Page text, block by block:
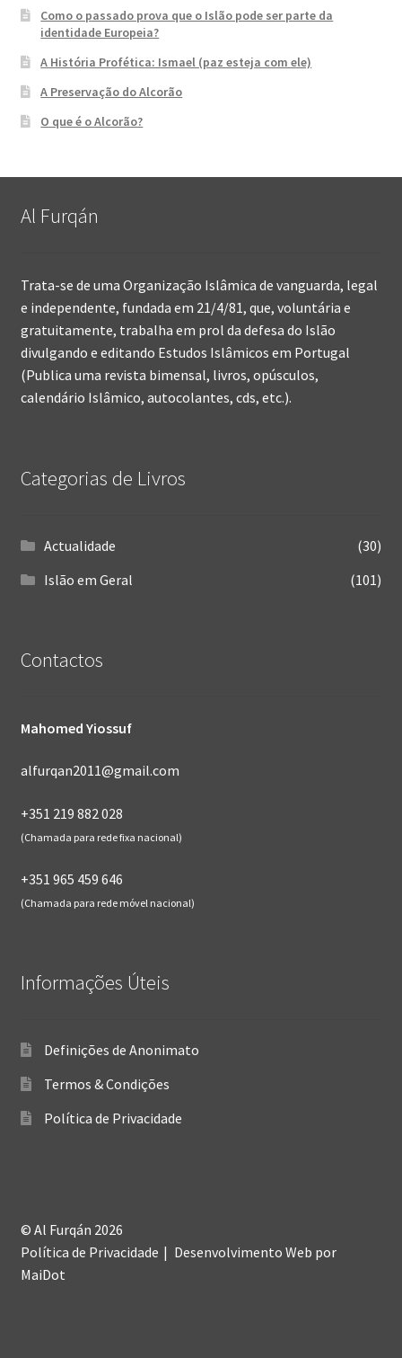
Como o passado prova que o Islão pode ser parte da
identidade Europeia?
A História Profética: Ismael (paz esteja com ele)
A Preservação do Alcorão
O que é o Alcorão?
Al Furqán
Trata-se de uma Organização Islâmica de vanguarda, legal
e independente, fundada em 21/4/81, que, voluntária e
gratuitamente, trabalha em prol da defesa do Islão
divulgando e editando Estudos Islâmicos em Portugal
(Publica uma revista bimensal, livros, opúsculos,
calendário Islâmico, autocolantes, cds, etc.).
Categorias de Livros
Actualidade
(30)
Islão em Geral
(101)
Contactos
Mahomed Yiossuf
alfurqan2011@gmail.com
+351 219 882 028
(Chamada para rede fixa nacional)
+351 965 459 646
(Chamada para rede móvel nacional)
Informações Úteis
Definições de Anonimato
Termos & Condições
Política de Privacidade
© Al Furqán 2026
Política de Privacidade
Desenvolvimento Web por
MaiDot